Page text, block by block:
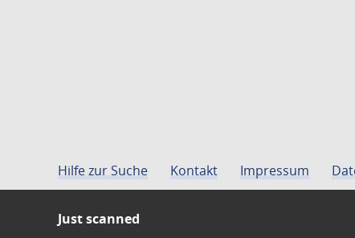
Hilfe zur Suche Kontakt Impressum
Just scanned